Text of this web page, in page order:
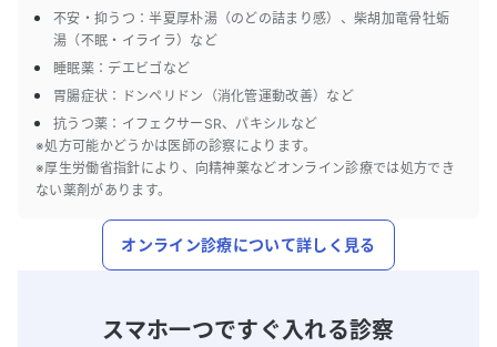
不安・抑うつ：半夏厚朴湯（のどの詰まり感）、柴胡加竜骨牡蛎
湯（不眠・イライラ）など
睡眠薬：デエビゴなど
胃腸症状：ドンペリドン（消化管運動改善）など
抗うつ薬：イフェクサーSR、パキシルなど
※処方可能かどうかは医師の診察によります。
※厚生労働省指針により、向精神薬などオンライン診療では処方でき
ない薬剤があります。
オンライン診療について詳しく見る
スマホ一つですぐ入れる診察